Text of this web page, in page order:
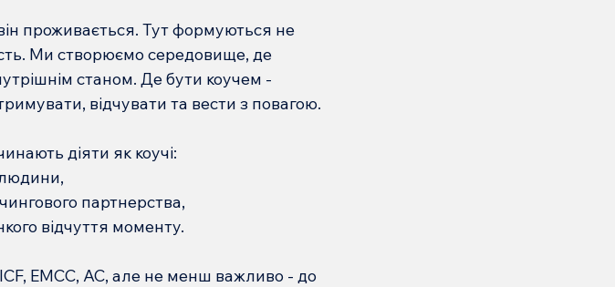
проживається. Тут формуються не
Ми створюємо середовище, де
станом. Де бути коучем -
відчувати та вести з повагою.
діяти як коучі:
людини,
партнерства,
відчуття моменту.
EMCC, AC, але не менш важливо - до